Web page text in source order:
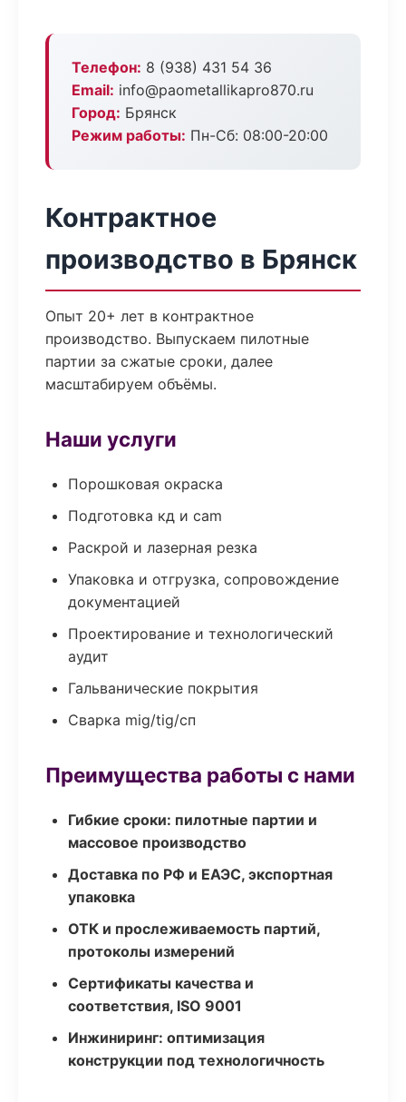
Телефон: 8 (938) 431 54 36
Email: info@paometallikapro870.ru
Город: Брянск
Режим работы: Пн-Сб: 08:00-20:00
Контрактное
производство в Брянск
Опыт 20+ лет в контрактное
производство. Выпускаем пилотные
партии за сжатые сроки, далее
масштабируем объёмы.
Наши услуги
Порошковая окраска
Подготовка кд и cam
Раскрой и лазерная резка
Упаковка и отгрузка, сопровождение
документацией
Проектирование и технологический
аудит
Гальванические покрытия
Сварка mig/tig/сп
Преимущества работы с нами
Гибкие сроки: пилотные партии и
массовое производство
Доставка по РФ и ЕАЭС, экспортная
упаковка
ОТК и прослеживаемость партий,
протоколы измерений
Сертификаты качества и
соответствия, ISO 9001
Инжиниринг: оптимизация
конструкции под технологичность